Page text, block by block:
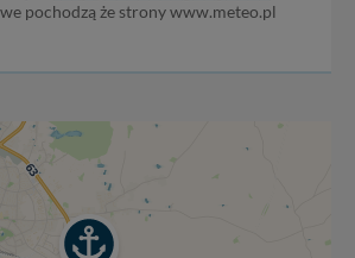
pochodzą że strony www.meteo.pl